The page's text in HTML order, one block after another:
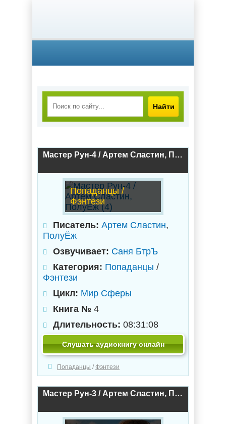
Найти
Мастер Рун-4 / Артем Сластин, ПолуЁж (4)
Попаданцы /
Фэнтези
Писатель: Артем Сластин,
ПолуЁж
Озвучивает: Саня БтрЪ
Категория: Попаданцы /
Фэнтези
Цикл: Мир Сферы
Книга № 4
Длительность: 08:31:08
Слушать аудиокнигу онлайн
Попаданцы / Фэнтези
Мастер Рун-3 / Артем Сластин, ПолуЁж (3)